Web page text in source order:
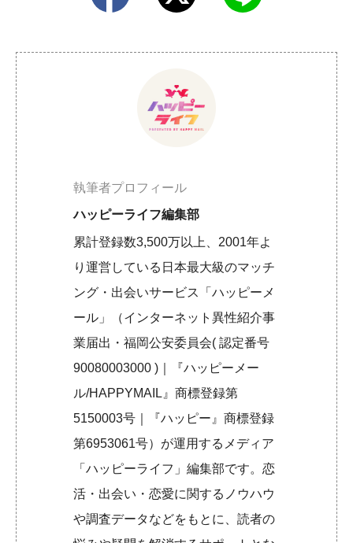
執筆者プロフィール
ハッピーライフ編集部
累計登録数3,500万以上、2001年よ
り運営している日本最大級のマッチ
ング・出会いサービス「ハッピーメ
ール」（インターネット異性紹介事
業届出・福岡公安委員会( 認定番号
90080003000 )｜『ハッピーメー
ル/HAPPYMAIL』商標登録第
5150003号｜『ハッピー』商標登録
第6953061号）が運用するメディア
「ハッピーライフ」編集部です。恋
活・出会い・恋愛に関するノウハウ
や調査データなどをもとに、読者の